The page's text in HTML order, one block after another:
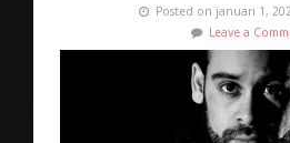
Posted on januari 1,
Leave a